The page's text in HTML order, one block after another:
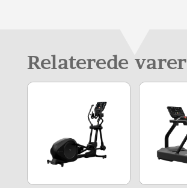
Relaterede varer